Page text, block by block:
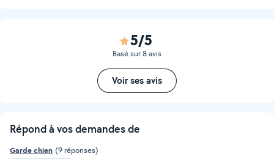
5/5
Basé sur 8 avis
Voir ses avis
Répond à vos demandes de
Garde chien (9 réponses)